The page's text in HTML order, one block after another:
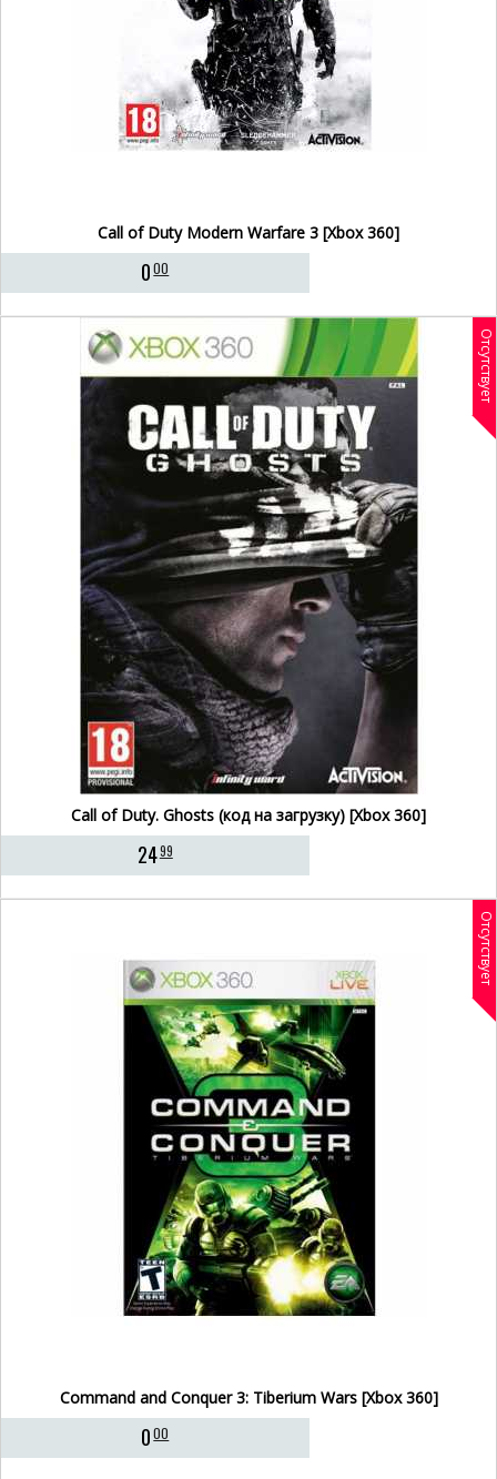
Call of Duty Modern Warfare 3 [Xbox 360]
000
Отсутствует
Call of Duty. Ghosts (код на загрузку) [Xbox 360]
2499
Отсутствует
Command and Conquer 3: Tiberium Wars [Xbox 360]
000